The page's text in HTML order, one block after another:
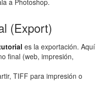
(Export)
es la exportación. Aquí
final (web, impresión,
TIFF para impresión o